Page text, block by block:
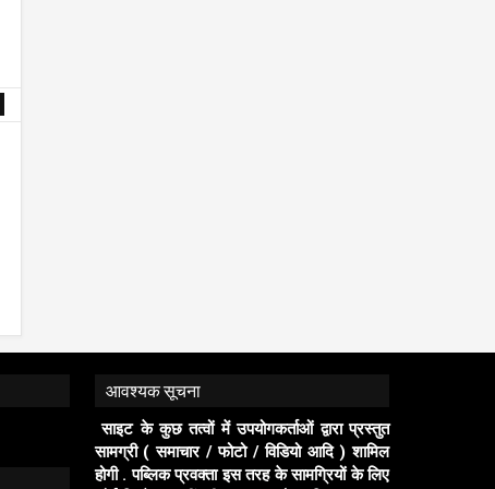
आवश्यक सूचना
साइट के कुछ तत्वों में उपयोगकर्ताओं द्वारा प्रस्तुत
सामग्री ( समाचार / फोटो / विडियो आदि ) शामिल
होगी . पब्लिक प्रवक्ता इस तरह के सामग्रियों के लिए